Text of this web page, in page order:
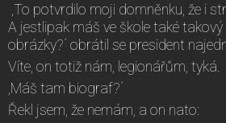
,To potvrdilo moji domněnku, že i
A jestlipak máš ve škole také
obrázky?´ obrátil se president
Víte, on totiž nám, legionářům, tyká.
,Máš tam biograf?´
Řekl jsem, že nemám, a on nato: